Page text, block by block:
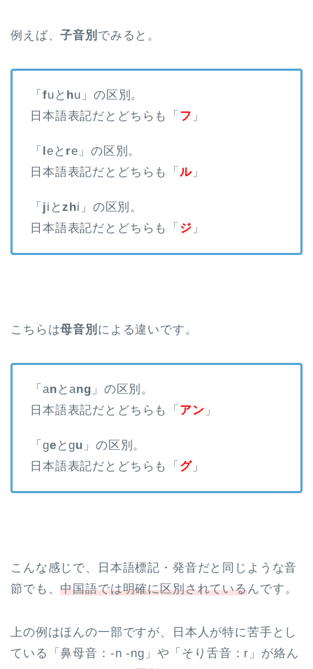
例えば、子音別 でみると。
「 fuと hu」の区別。
日本語表記だとどちらも「 フ 」
「 eと re」の区別。
日本語表記だとどちらも「ル」
「 jiとzhi」の区別。
日本語表記だとどちらも「 ジ 」
こちらは母音別 による違いです。
「an とang 」の区別。
日本語表記だとどちらも「 アン 」
「ge とgu 」の区別。
日本語表記だとどちらも「 グ」
こんな感じで、日本語標記・発音だと同じような音
節でも、中国語では明確に区別されているんです。
上の例はほんの一部ですが、日本人が特に苦手とし
ている「鼻母音：-n -ng」や「そり舌音：r」が絡ん